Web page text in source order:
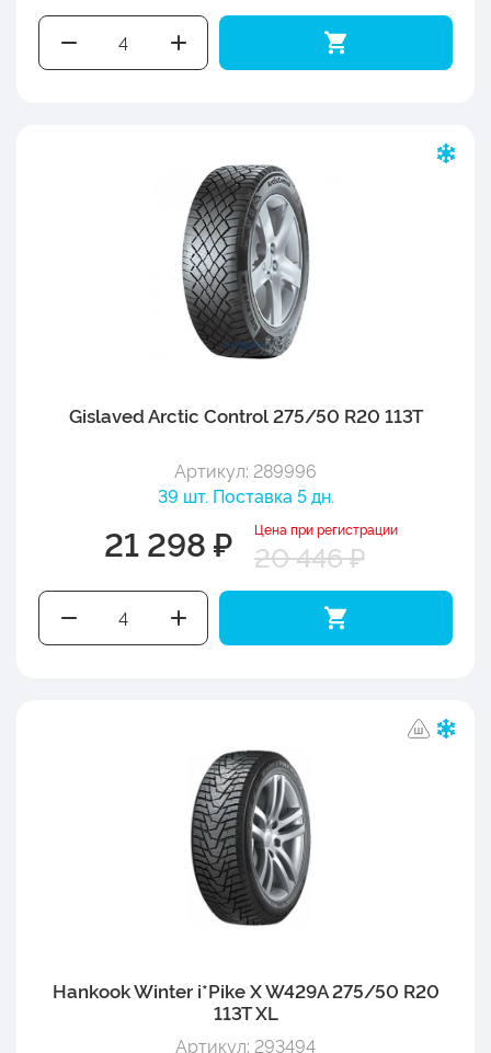
Gislaved Arctic Control 275/50 R20 113T
Артикул: 289996
39 шт. Поставка 5 дн.
21 298 ₽ Цена при регистрации
20 446 ₽
Hankook Winter i*Pike X W429A 275/50 R20
113T XL
Артикул: 293494